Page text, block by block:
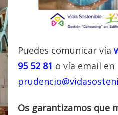
Puedes comunicar vía
95 52 81 o vía email en
Os garantizamos que